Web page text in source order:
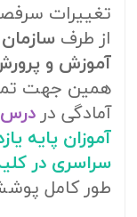
تغییرات
از طرف
آموزش و
همین جهت
آمادگی در درس
آموزان پایه
سراسری در
طور کامل